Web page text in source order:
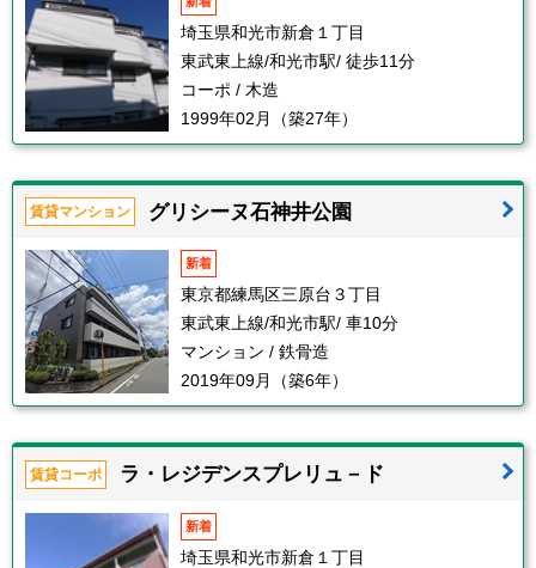
埼玉県和光市新倉１丁目
東武東上線/和光市駅/ 徒歩11分
コーポ / 木造
1999年02月（築27年）
賃貸マンション グリシーヌ石神井公園
新着
東京都練馬区三原台３丁目
東武東上線/和光市駅/ 車10分
マンション / 鉄骨造
2019年09月（築6年）
賃貸コーポ ラ・レジデンスプレリュ－ド
新着
埼玉県和光市新倉１丁目